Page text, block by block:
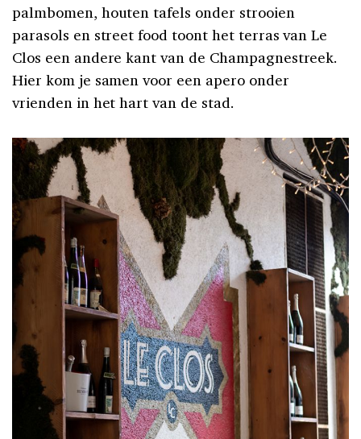
palmbomen, houten tafels onder strooien
parasols en street food toont het terras van Le
Clos een andere kant van de Champagnestreek.
Hier kom je samen voor een apero onder
vrienden in het hart van de stad.